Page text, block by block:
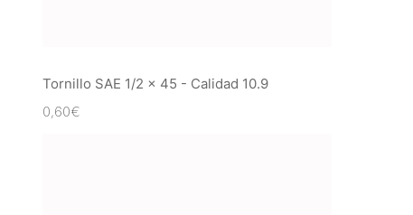
Tornillo SAE 1/2 x 45 - Calidad 10.9
0,60€